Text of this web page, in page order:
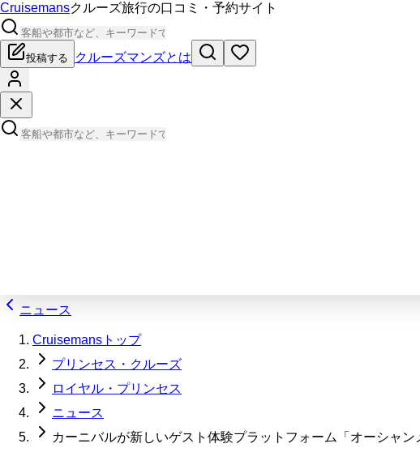
Cruisemansクルーズ旅行の口コミ・予約サイト
投稿する クルーズマンズとは
ニュース
Cruisemansトップ
プリンセス・クルーズ
ロイヤル・プリンセス
ニュース
カーニバルが新しいゲスト体験プラットフォーム「オーシャ